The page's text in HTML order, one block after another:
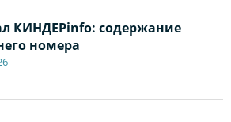
КИНДЕРinfo: содержание
номера